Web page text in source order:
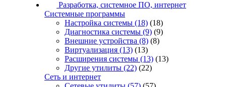
Разработка, системное ПО, интернет
Системные программы
Настройка системы (18) (18)
Диагностика системы (9) (9)
Внешние устройства (8) (8)
Виртуализация (13) (13)
Расширения системы (13) (13)
Другие утилиты (22) (22)
Сеть и интернет